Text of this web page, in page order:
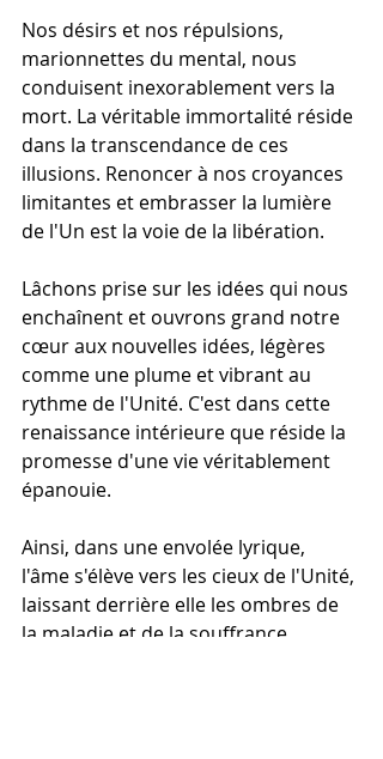
Nos désirs et nos répulsions,
marionnettes du mental, nous
conduisent inexorablement vers la
mort. La véritable immortalité réside
dans la transcendance de ces
illusions. Renoncer à nos croyances
limitantes et embrasser la lumière
de l'Un est la voie de la libération.
Lâchons prise sur les idées qui nous
enchaînent et ouvrons grand notre
cœur aux nouvelles idées, légères
comme une plume et vibrant au
rythme de l'Unité. C'est dans cette
renaissance intérieure que réside la
promesse d'une vie véritablement
épanouie.
Ainsi, dans une envolée lyrique,
l'âme s'élève vers les cieux de l'Unité,
laissant derrière elle les ombres de
la maladie et de la souffrance.